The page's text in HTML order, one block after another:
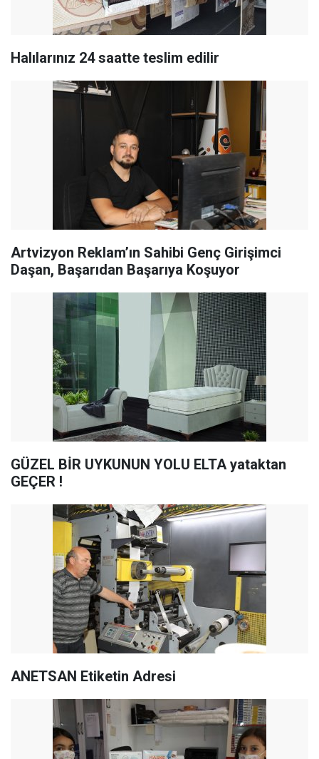
Halılarınız 24 saatte teslim edilir
Artvizyon Reklam’ın Sahibi Genç Girişimci
Daşan, Başarıdan Başarıya Koşuyor
GÜZEL BİR UYKUNUN YOLU ELTA yataktan
GEÇER !
ANETSAN Etiketin Adresi